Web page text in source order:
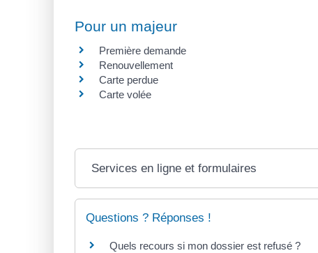
Pour un majeur
Première demande
Renouvellement
Carte perdue
Carte volée
Services en ligne et formulaires
Questions ? Réponses !
Quels recours si mon dossier est refusé ?